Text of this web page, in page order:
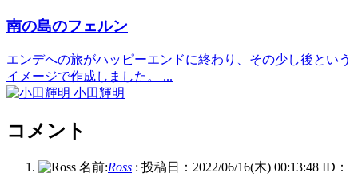
南の島のフェルン
エンデへの旅がハッピーエンドに終わり、その少し後という
イメージで作成しました。 ...
小田輝明
コメント
名前:Ross : 投稿日：2022/06/16(木) 00:13:48 ID：